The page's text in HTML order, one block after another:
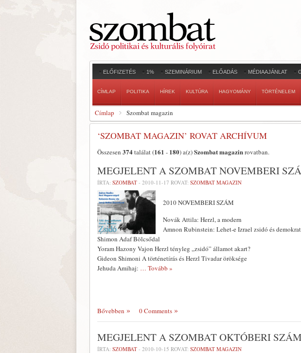
ELŐFIZETÉS 1% SZEMINÁRIUM ELŐADÁS MÉDIAAJÁNLAT
CÍMLAP POLITIKA HÍREK KULTÚRA HAGYOMÁNY TÖRTÉNELEM
Címlap Szombat magazin
‘SZOMBAT MAGAZIN’ ROVAT ARCHÍVUM
Összesen 374találat (161 - 180) a(z)Szombat magazinrovatban.
MEGJELENT A SZOMBAT NOVEMBERI
ÍRTA: SZOMBAT - 2010-11-17 ROVAT: SZOMBAT MAGAZIN
2010 NOVEMBERI SZÁM
Novák Attila: Herzl, a modern
Amnon Rubinstein: Lehet-e Izrael zsidó és
Shimon Adaf Bölcsődal
Yoram Hazony Vajon Herzl tényleg „zsidó” államot akart?
Gideon Shimoni A történetírás és Herzl Tivadar öröksége
Jehuda Amihaj: … Tovább »
Bővebben 0 Comments
MEGJELENT A SZOMBAT OKTÓBERI
ÍRTA: SZOMBAT - 2010-10-15 ROVAT: SZOMBAT MAGAZIN